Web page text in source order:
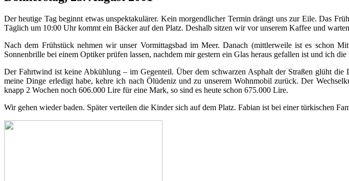
Der heutige Tag beginnt etwas unspektakulärer. Kein morgendlicher Termin drängt uns zur Eile. Das
Täglich um 10:00 Uhr kommt ein Bäcker auf den Platz. Deshalb sitzen wir vor unserem Kaffee und
Nach dem Frühstück nehmen wir unser Vormittagsbad im Meer. Danach (mittlerweile ist es schon
Sonnenbrille bei einem Optiker prüfen lassen, nachdem mir gestern ein Glas heraus gefallen ist und ich
Der Fahrtwind ist keine Abkühlung – im Gegenteil. Über dem schwarzen Asphalt der Straßen glüht
meine Dinge erledigt habe, kehre ich nach Ölüdeniz und zu unserem Wohnmobil zurück. Der
knapp 2 Wochen noch 606.000 Lire für eine Mark, so sind es heute schon 675.000 Lire.
Wir gehen wieder baden. Später verteilen die Kinder sich auf dem Platz. Fabian ist bei einer türkischen